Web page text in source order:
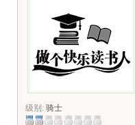
级别: 骑士